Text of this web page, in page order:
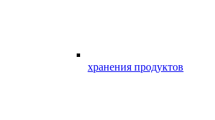
хранения продуктов